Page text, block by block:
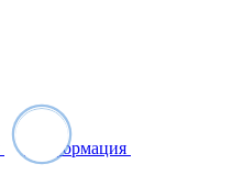
Информация